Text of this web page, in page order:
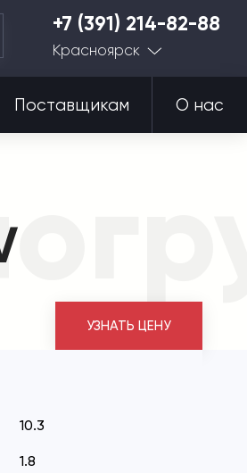
+7 (391) 214-82-88
Красноярск
Поставщикам О нас
УЗНАТЬ ЦЕНУ
10.3
1.8